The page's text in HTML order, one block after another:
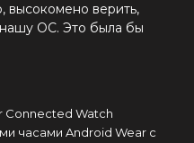
высокомено верить,
нашу ОС. Это была бы
Connected Watch
часами Android Wear с